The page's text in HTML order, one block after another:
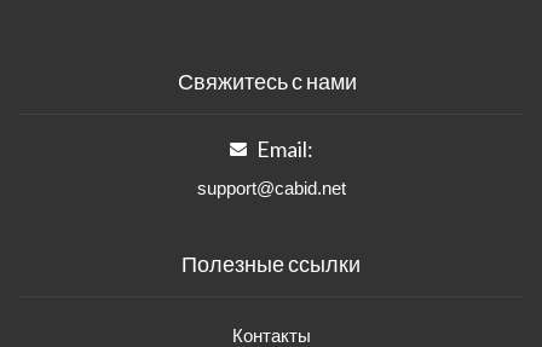
Свяжитесь с нами
Email:
support@cabid.net
Полезные ссылки
Контакты